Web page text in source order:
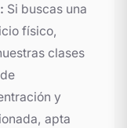
Si buscas una
físico,
clases
y
apta